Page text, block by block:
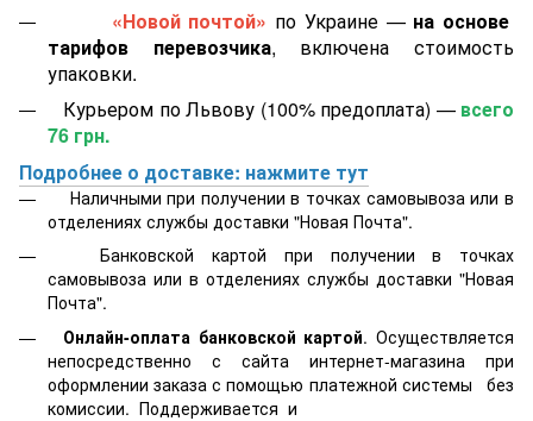
«Новой почтой» по Украине — на основе
тарифов перевозчика, включена стоимость
упаковки.
Курьером по Львову (100% предоплата) — всего
76 грн.
Подробнее о доставке: нажмите тут
Наличными при получении в точках самовывоза или в
отделениях службы доставки "Новая Почта".
Банковской картой при получении в точках
самовывоза или в отделениях службы доставки "Новая
Почта".
Онлайн-оплата банковской картой. Осуществляется
непосредственно с сайта интернет-магазина при
оформлении заказа с помощью платежной системы
без
комиссии. Поддерживается и